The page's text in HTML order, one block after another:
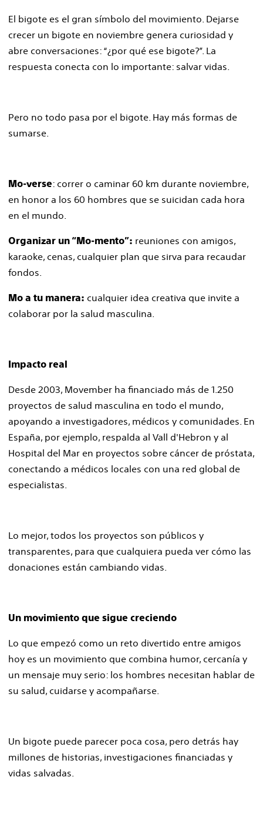
El bigote es el gran símbolo del movimiento. Dejarse
crecer un bigote en noviembre genera curiosidad y
abre conversaciones: “¿por qué ese bigote?”. La
respuesta conecta con lo importante: salvar vidas.
Pero no todo pasa por el bigote. Hay más formas de
sumarse.
Mo-verse: correr o caminar 60 km durante noviembre,
en honor a los 60 hombres que se suicidan cada hora
en el mundo.
Organizar un “Mo-mento”: reuniones con amigos,
karaoke, cenas, cualquier plan que sirva para recaudar
fondos.
Mo a tu manera: cualquier idea creativa que invite a
colaborar por la salud masculina.
Impacto real
Desde 2003, Movember ha financiado más de 1.250
proyectos de salud masculina en todo el mundo,
apoyando a investigadores, médicos y comunidades. En
España, por ejemplo, respalda al Vall d'Hebron y al
Hospital del Mar en proyectos sobre cáncer de próstata,
conectando a médicos locales con una red global de
especialistas.
Lo mejor, todos los proyectos son públicos y
transparentes, para que cualquiera pueda ver cómo las
donaciones están cambiando vidas.
Un movimiento que sigue creciendo
Lo que empezó como un reto divertido entre amigos
hoy es un movimiento que combina humor, cercanía y
un mensaje muy serio: los hombres necesitan hablar de
su salud, cuidarse y acompañarse.
Un bigote puede parecer poca cosa, pero detrás hay
millones de historias, investigaciones financiadas y
vidas salvadas.